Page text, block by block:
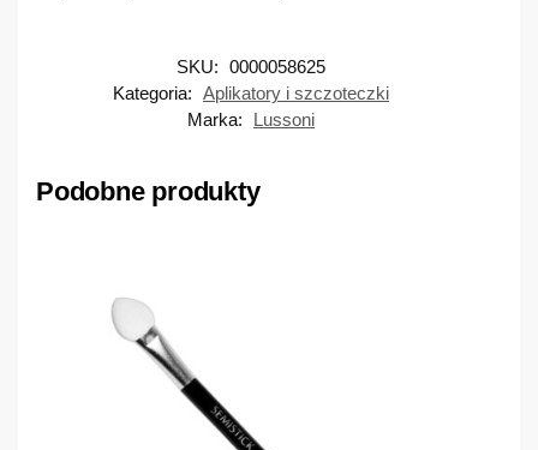
SKU: 0000058625
Kategoria: Aplikatory i szczoteczki
Marka:
Lussoni
Podobne produkty